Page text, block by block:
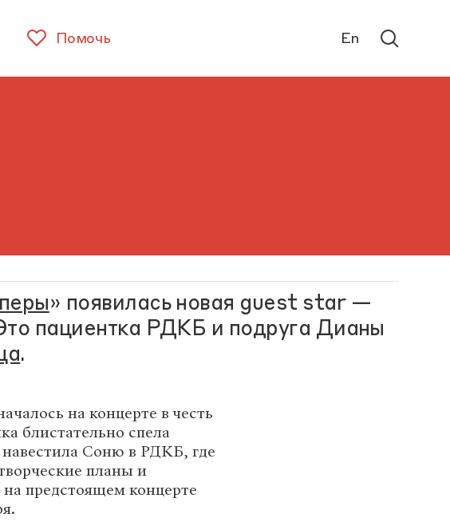
Помочь En
» появилась новая guest star —
пациентка РДКБ и подруга Дианы
.
на концерте в честь
блистательно спела
Соню в РДКБ, где
планы и
предстоящем концерте